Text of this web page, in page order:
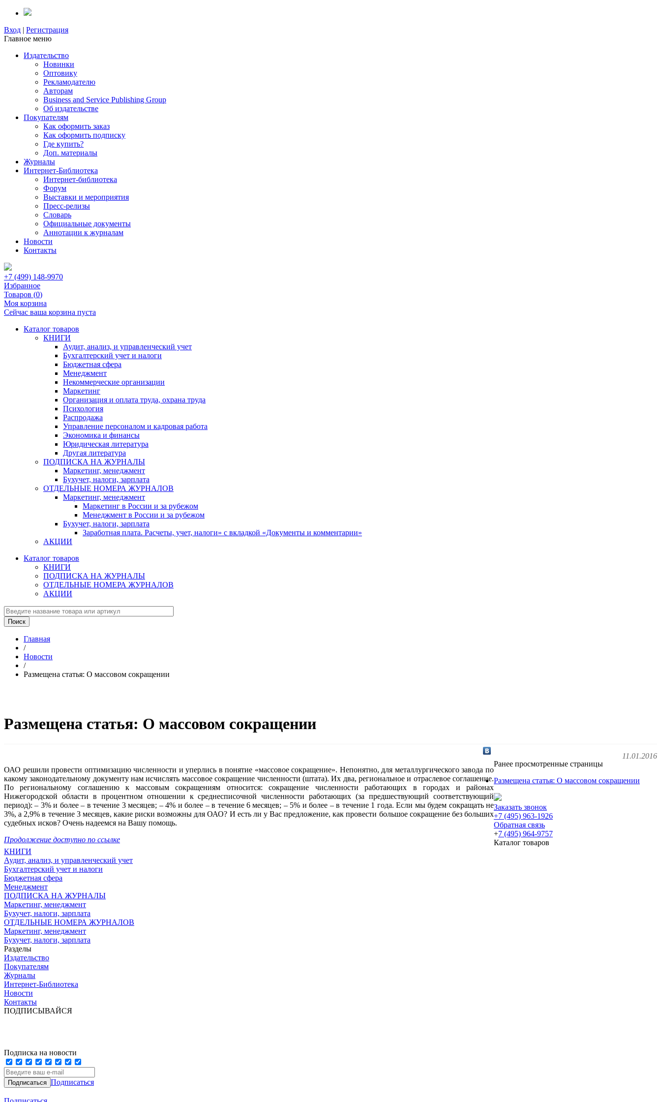
Вход | Регистрация
Главное меню
Издательство
Новинки
Оптовику
Рекламодателю
Авторам
Business and Service Publishing Group
Об издательстве
Покупателям
Как оформить заказ
Как оформить подписку
Где купить?
Доп. материалы
Журналы
Интернет-Библиотека
Интернет-библиотека
Форум
Выставки и мероприятия
Пресс-релизы
Словарь
Официальные документы
Аннотации к журналам
Новости
Контакты
+7 (499) 148-9970
Избранное
Товаров (0)
Моя корзина
Сейчас ваша корзина пуста
Каталог товаров
КНИГИ
Аудит, анализ, и управленческий учет
Бухгалтерский учет и налоги
Бюджетная сфера
Менеджмент
Некоммерческие организации
Маркетинг
Организация и оплата труда, охрана труда
Психология
Распродажа
Управление персоналом и кадровая работа
Экономика и финансы
Юридическая литература
Другая литература
ПОДПИСКА НА ЖУРНАЛЫ
Маркетинг, менеджмент
Бухучет, налоги, зарплата
ОТДЕЛЬНЫЕ НОМЕРА ЖУРНАЛОВ
Маркетинг, менеджмент
Маркетинг в России и за рубежом
Менеджмент в России и за рубежом
Бухучет, налоги, зарплата
Заработная плата. Расчеты, учет, налоги» с вкладкой «Документы и комментарии»
АКЦИИ
Каталог товаров
КНИГИ
ПОДПИСКА НА ЖУРНАЛЫ
ОТДЕЛЬНЫЕ НОМЕРА ЖУРНАЛОВ
АКЦИИ
Главная
/
Новости
/
Размещена статья: О массовом сокращении
Размещена статья: О массовом сокращении
ОАО решили провести оптимизацию численности и уперлись в понятие «массовое сокращение». Непонятно, для металлургического завода по
какому законодательному документу нам исчислять массовое сокращение численности (штата). Их два, региональное и отраслевое соглашение.
По региональному соглашению к массовым сокращениям относится: сокращение численности работающих в городах и районах
Нижегородской области в процентном отношении к среднесписочной численности работающих (за предшествующий соответствующий
период): – 3% и более – в течение 3 месяцев; – 4% и более – в течение 6 месяцев; – 5% и более – в течение 1 года. Если мы будем сокращать не
3%, а 2,9% в течение 3 месяцев, какие риски возможны для ОАО? И есть ли у Вас предложение, как провести большое сокращение без больших
судебных исков? Очень надеемся на Вашу помощь.
Продолжение доступно по ссылке
11.01.2016
Ранее просмотренные страницы
Размещена статья: О массовом сокращении
Заказать звонок
+7 (495) 963-1926
Обратная связь
+7 (495) 964-9757
Каталог товаров
КНИГИ
Аудит, анализ, и управленческий учет
Бухгалтерский учет и налоги
Бюджетная сфера
Менеджмент
ПОДПИСКА НА ЖУРНАЛЫ
Маркетинг, менеджмент
Бухучет, налоги, зарплата
ОТДЕЛЬНЫЕ НОМЕРА ЖУРНАЛОВ
Маркетинг, менеджмент
Бухучет, налоги, зарплата
Разделы
Издательство
Покупателям
Журналы
Интернет-Библиотека
Новости
Контакты
ПОДПИСЫВАЙСЯ
Подписка на новости
Подписаться